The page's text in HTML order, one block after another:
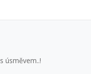
úsměvem..!